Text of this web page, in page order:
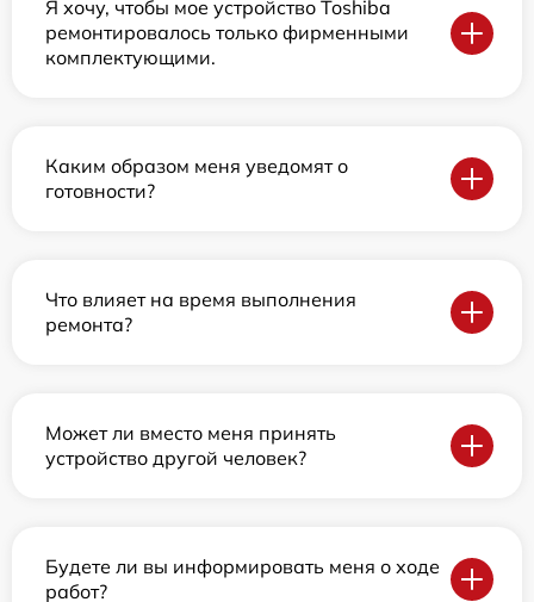
Я хочу, чтобы мое устройство Toshiba
ремонтировалось только фирменными
комплектующими.
Каким образом меня уведомят о
готовности?
Что влияет на время выполнения
ремонта?
Может ли вместо меня принять
устройство другой человек?
Будете ли вы информировать меня о ходе
работ?